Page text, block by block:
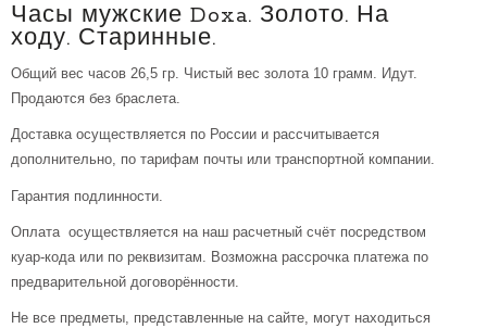
Часы мужские Doxa. Золото. На
ходу. Старинные.
Общий вес часов 26,5 гр. Чистый вес золота 10 грамм. Идут.
Продаются без браслета.
Доставка осуществляется по России и рассчитывается
дополнительно, по тарифам почты или транспортной компании.
Гарантия подлинности.
Оплата осуществляется на наш расчетный счёт посредством
куар-кода или по реквизитам. Возможна рассрочка платежа по
предварительной договорённости.
Не все предметы, представленные на сайте, могут находиться